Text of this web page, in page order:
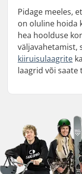
Pidage meeles,
on oluline hoida
hea hoolduse
väljavahetamist,
kiiruisulaagrite
laagrid või saate